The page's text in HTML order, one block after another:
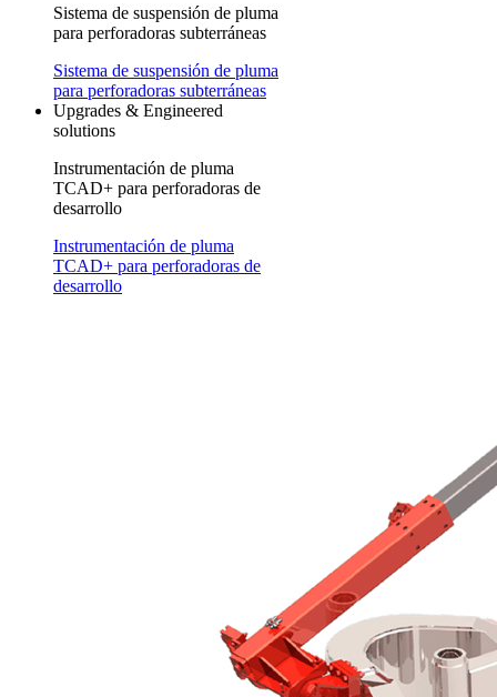
Sistema de suspensión de pluma
para perforadoras subterráneas
Sistema de suspensión de pluma
para perforadoras subterráneas
Upgrades & Engineered
solutions
Instrumentación de pluma
TCAD+ para perforadoras de
desarrollo
Instrumentación de pluma
TCAD+ para perforadoras de
desarrollo